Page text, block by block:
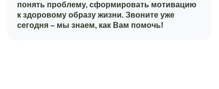
понять проблему, сформировать мотивацию
к здоровому образу жизни. Звоните уже
сегодня – мы знаем, как Вам помочь!